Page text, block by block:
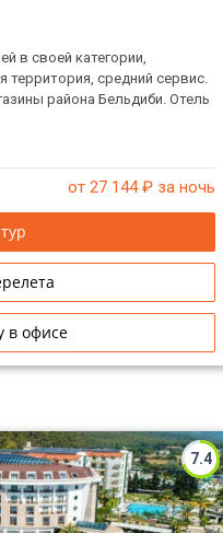
в своей категории,
территория, средний сервис.
района Бельдиби. Отель
от 27 144₽ за ночь
в офисе
7.4